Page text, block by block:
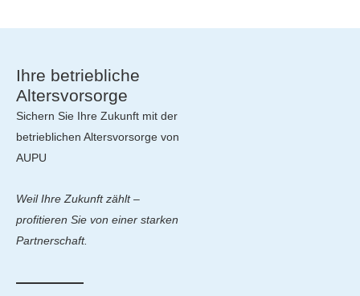
Ihre betriebliche
Altersvorsorge
Sichern Sie Ihre Zukunft mit der
betrieblichen Altersvorsorge von
AUPU
Weil Ihre Zukunft zählt –
profitieren Sie von einer starken
Partnerschaft.